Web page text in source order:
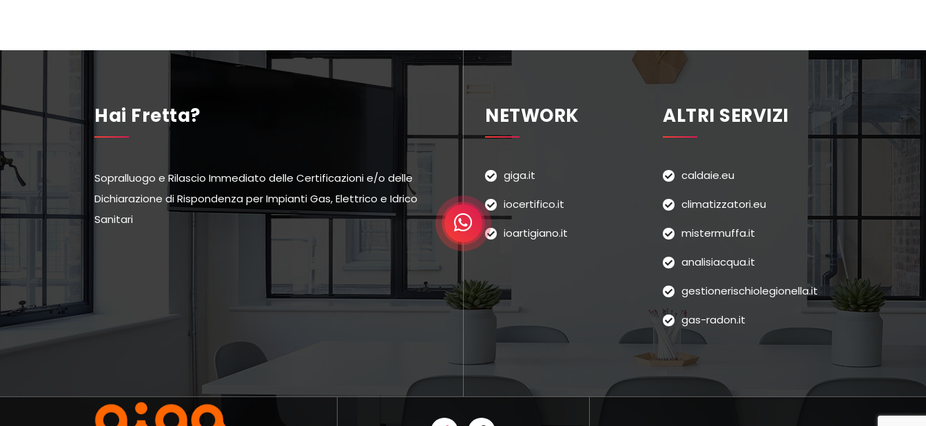
Hai Fretta?
Sopralluogo e Rilascio Immediato delle Certificazioni e/o delle
Dichiarazione di Rispondenza per Impianti Gas, Elettrico e Idrico
Sanitari
NETWORK
giga.it
iocertifico.it
ioartigiano.it
ALTRI SERVIZI
caldaie.eu
climatizzatori.eu
mistermuffa.it
analisiacqua.it
gestionerischiolegionella.it
gas-radon.it